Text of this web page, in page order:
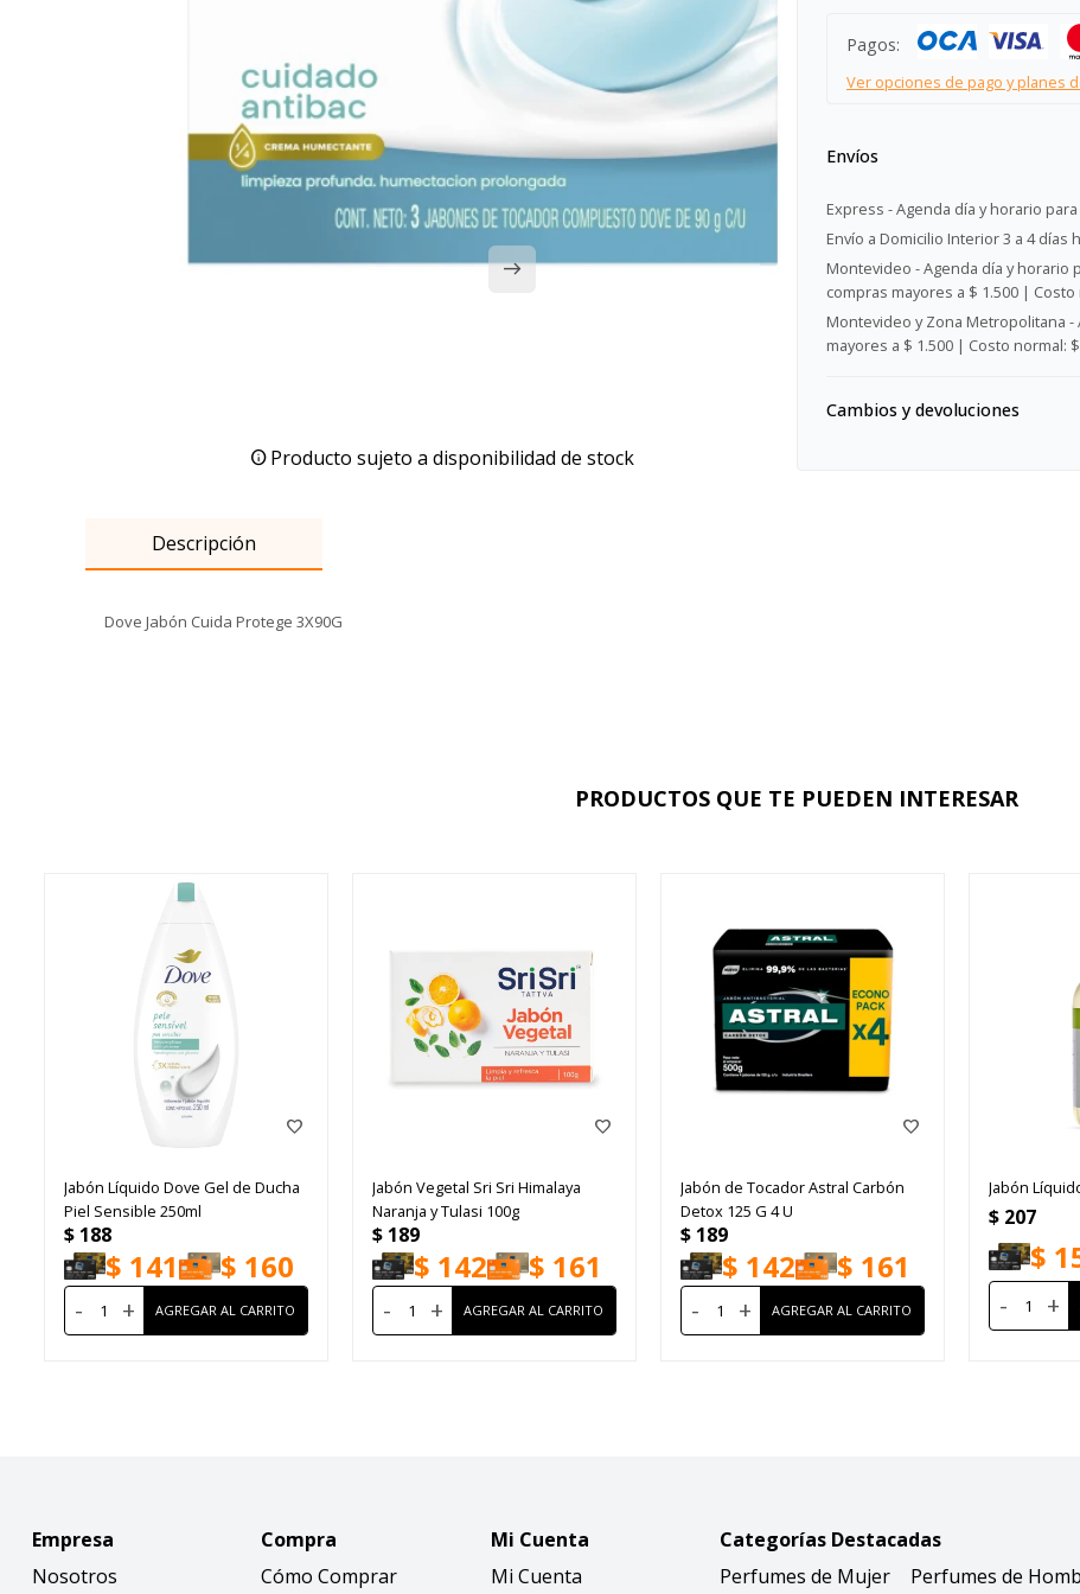
Producto sujeto a disponibilidad de stock
Pagos:
Ver opciones de pago y planes
Envíos
Express - Agenda día y horario
Envío a Domicilio Interior 3 a 4 días
Montevideo - Agenda día y horario
compras mayores a $ 1.500 | Costo
Montevideo y Zona Metropolitana -
mayores a $ 1.500 | Costo normal:
Cambios y devoluciones
Descripción
Dove Jabón Cuida Protege 3X90G
PRODUCTOS QUE TE PUEDEN INTERESAR
Jabón Líquido Dove Gel de Ducha
Piel Sensible 250ml
$ 188
$ 141 $ 160
- +
Jabón Vegetal Sri Sri Himalaya
Naranja y Tulasi 100g
$ 189
$ 142 $ 161
- +
Jabón de Tocador Astral Carbón
Detox 125 G 4 U
$ 189
$ 142 $ 161
- +
Jabón
$ 207
$
- +
Empresa
Nosotros
Compra
Cómo Comprar
Mi Cuenta
Mi Cuenta
Categorías Destacadas
Perfumes de Mujer
Perfumes de